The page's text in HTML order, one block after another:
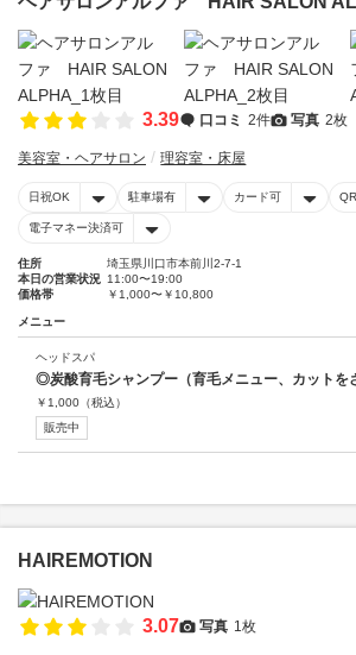
3.39 口コミ 2件 写真 2枚
美容室・ヘアサロン 理容室・床屋
日祝OK 駐車場有 カード可
電子マネー決済可
住所
埼玉県川口市本前川2-7-1
本日の営業状況 11:00〜19:00
価格帯
￥1,000〜￥10,800
メニュー
ヘッドスパ
◎炭酸育毛シャンプー（育毛メニュー、カットを
￥ 1,000 （税込）
販売中
HAIREMOTION
3.07 写真 1枚